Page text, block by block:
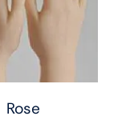
Rose